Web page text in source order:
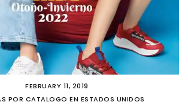
FEBRUARY 11, 2019
POR CATALOGO EN ESTADOS UNIDOS